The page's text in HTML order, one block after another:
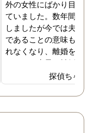
外の女性にばかり目を向
ていました。数年間は我
しましたが今では夫と夫
であることの意味も感じ
れなくなり、離婚を決意
ました。素早く離婚を成
させるためには夫の不倫
証拠を手に入れることが
っ取り早く、探偵に調査
行動パターンを伝え、予
探偵ちゃん